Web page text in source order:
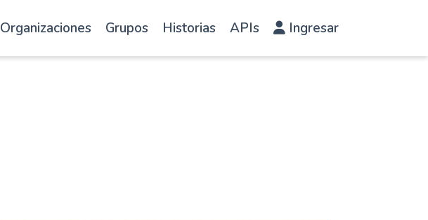
Organizaciones Grupos Historias APIs Ingresar